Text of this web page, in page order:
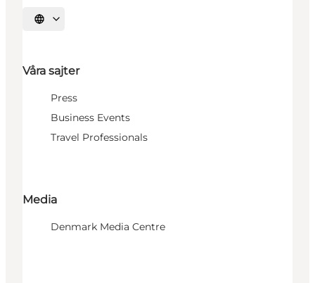
Välj språk
Våra sajter
Press
Business Events
Travel Professionals
Media
Denmark Media Centre